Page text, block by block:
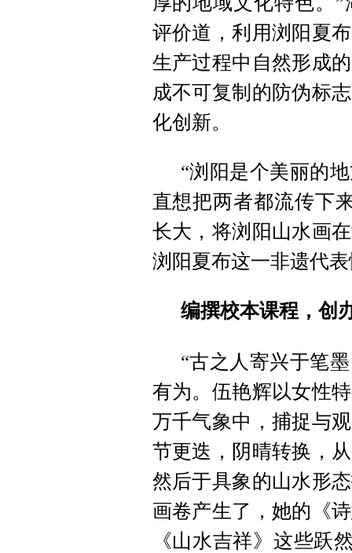
评价道，利用浏阳夏
生产过程中自然形成
成不可复制的防伪标
化创新。
“浏阳是个美丽的
直想把两者都流传下
长大，将浏阳山水画
浏阳夏布这一非遗代
编撰校本课程，创
“古之人寄兴于笔
有为。伍艳辉以女性
万千气象中，捕捉与
节更迭，阴晴转换，
然后于具象的山水形
画卷产生了，她的《
《山水吉祥》这些跃